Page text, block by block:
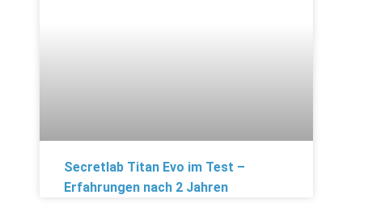
Secretlab Titan Evo im Test –
Erfahrungen nach 2 Jahren